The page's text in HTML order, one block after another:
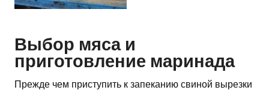
Выбор мяса и
приготовление маринада
Прежде чем приступить к запеканию свиной вырезки